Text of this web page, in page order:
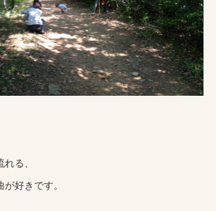
る、
好きです。